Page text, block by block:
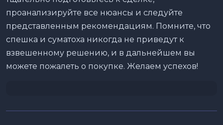
проанализируйте все нюансы и следуйте
представленным рекомендациям. Помните, что
спешка и суматоха никогда не приведут к
взвешенному решению, и в дальнейшем вы
можете пожалеть о покупке. Желаем успехов!